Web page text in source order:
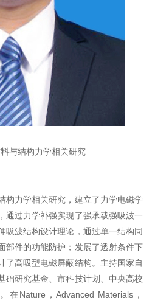
与结构力学相关研究
构力学相关研究，建立了力学电磁学
通过力学补强实现了强承载强吸波一
吸波结构设计理论，通过单一结构同
部件的功能防护；发展了透射条件下
了高吸型电磁屏蔽结构。主持国家自
础研究基金、市科技计划、中央高校
在Nature，Advanced Materials，